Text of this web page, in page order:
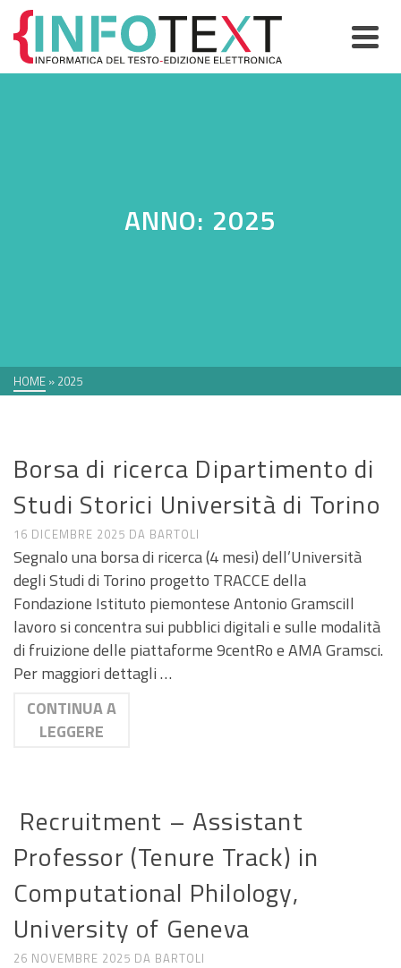
ANNO: 2025
HOME » 2025
Borsa di ricerca Dipartimento di
Studi Storici Università di Torino
16 DICEMBRE 2025 DA BARTOLI
Segnalo una borsa di ricerca (4 mesi) dell’Università
degli Studi di Torino progetto TRACCE della
Fondazione Istituto piemontese Antonio GramsciIl
lavoro si concentra sui pubblici digitali e sulle modalità
di fruizione delle piattaforme 9centRo e AMA Gramsci.
Per maggiori dettagli …
CONTINUA A
LEGGERE
Recruitment – Assistant
Professor (Tenure Track) in
Computational Philology,
University of Geneva
26 NOVEMBRE 2025 DA BARTOLI